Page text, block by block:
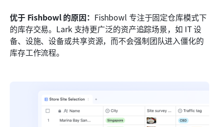
优于 Fishbowl 的原因： Fishbowl 专注于固定仓库模式下
的库存交易。Lark 支持更广泛的资产追踪场景，如 IT 设
备、设施、设备或共享资源，而不会强制团队进入僵化的
库存工作流程。